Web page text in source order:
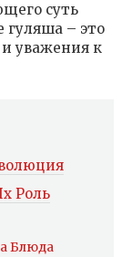
суть
гуляша – это
уважения к
Роль
Блюда